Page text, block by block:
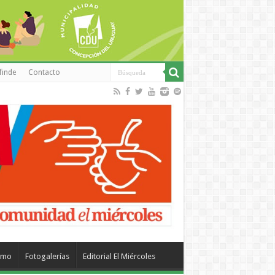
Contacto
Fotogalerías Editorial El Miércoles